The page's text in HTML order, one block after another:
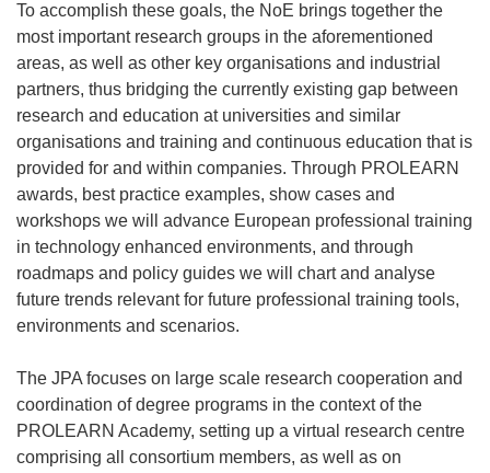
To accomplish these goals, the NoE brings together the
most important research groups in the aforementioned
areas, as well as other key organisations and industrial
partners, thus bridging the currently existing gap between
research and education at universities and similar
organisations and training and continuous education that is
provided for and within companies. Through PROLEARN
awards, best practice examples, show cases and
workshops we will advance European professional training
in technology enhanced environments, and through
roadmaps and policy guides we will chart and analyse
future trends relevant for future professional training tools,
environments and scenarios.
The JPA focuses on large scale research cooperation and
coordination of degree programs in the context of the
PROLEARN Academy, setting up a virtual research centre
comprising all consortium members, as well as on